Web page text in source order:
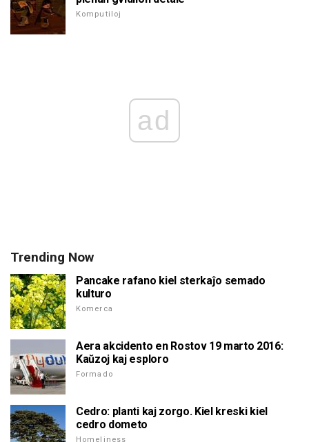
Komputiloj
ad
Trending Now
Pancake rafano kiel sterkaĵo semado
kulturo
Komerca
Aera akcidento en Rostov 19 marto 2016:
Kaŭzoj kaj esploro
Formado
Cedro: planti kaj zorgo. Kiel kreski kiel
cedro dometo
Homeliness